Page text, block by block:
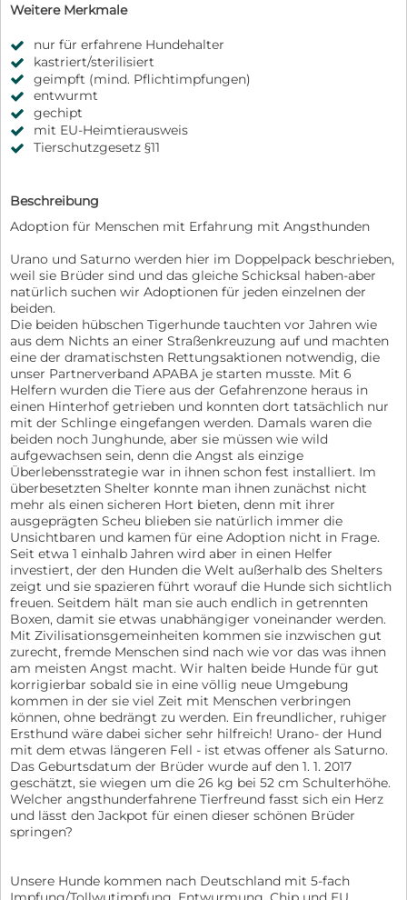
Weitere Merkmale
nur für erfahrene Hundehalter
kastriert/sterilisiert
geimpft (mind. Pflichtimpfungen)
entwurmt
gechipt
mit EU-Heimtierausweis
Tierschutzgesetz §11
Beschreibung
Adoption für Menschen mit Erfahrung mit Angsthunden
Urano und Saturno werden hier im Doppelpack beschrieben,
weil sie Brüder sind und das gleiche Schicksal haben-aber
natürlich suchen wir Adoptionen für jeden einzelnen der
beiden.
Die beiden hübschen Tigerhunde tauchten vor Jahren wie
aus dem Nichts an einer Straßenkreuzung auf und machten
eine der dramatischsten Rettungsaktionen notwendig, die
unser Partnerverband APABA je starten musste. Mit 6
Helfern wurden die Tiere aus der Gefahrenzone heraus in
einen Hinterhof getrieben und konnten dort tatsächlich nur
mit der Schlinge eingefangen werden. Damals waren die
beiden noch Junghunde, aber sie müssen wie wild
aufgewachsen sein, denn die Angst als einzige
Überlebensstrategie war in ihnen schon fest installiert. Im
überbesetzten Shelter konnte man ihnen zunächst nicht
mehr als einen sicheren Hort bieten, denn mit ihrer
ausgeprägten Scheu blieben sie natürlich immer die
Unsichtbaren und kamen für eine Adoption nicht in Frage.
Seit etwa 1 einhalb Jahren wird aber in einen Helfer
investiert, der den Hunden die Welt außerhalb des Shelters
zeigt und sie spazieren führt worauf die Hunde sich sichtlich
freuen. Seitdem hält man sie auch endlich in getrennten
Boxen, damit sie etwas unabhängiger voneinander werden.
Mit Zivilisationsgemeinheiten kommen sie inzwischen gut
zurecht, fremde Menschen sind nach wie vor das was ihnen
am meisten Angst macht. Wir halten beide Hunde für gut
korrigierbar sobald sie in eine völlig neue Umgebung
kommen in der sie viel Zeit mit Menschen verbringen
können, ohne bedrängt zu werden. Ein freundlicher, ruhiger
Ersthund wäre dabei sicher sehr hilfreich! Urano- der Hund
mit dem etwas längeren Fell - ist etwas offener als Saturno.
Das Geburtsdatum der Brüder wurde auf den 1. 1. 2017
geschätzt, sie wiegen um die 26 kg bei 52 cm Schulterhöhe.
Welcher angsthunderfahrene Tierfreund fasst sich ein Herz
und lässt den Jackpot für einen dieser schönen Brüder
springen?
Unsere Hunde kommen nach Deutschland mit 5-fach